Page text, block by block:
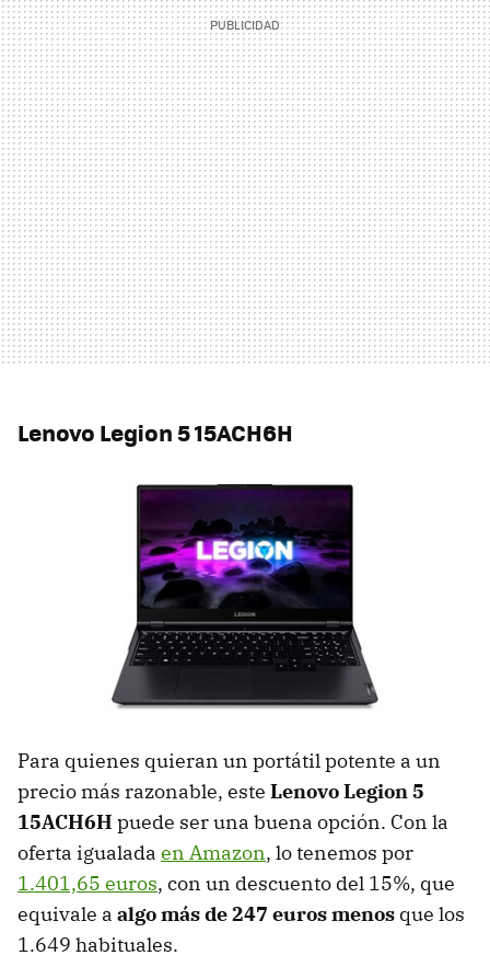
Lenovo Legion 5 15ACH6H
Para quienes quieran un portátil potente a un
precio más razonable, este Lenovo Legion 5
15ACH6H puede ser una buena opción. Con la
oferta igualada en Amazon, lo tenemos por
1.401,65 euros, con un descuento del 15%, que
equivale a algo más de 247 euros menos que los
1.649 habituales.